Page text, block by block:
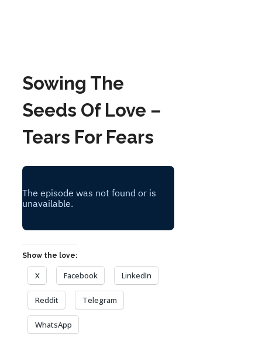
Sowing The
Seeds Of Love –
Tears For Fears
Show the love:
X Facebook LinkedIn
Reddit Telegram
WhatsApp